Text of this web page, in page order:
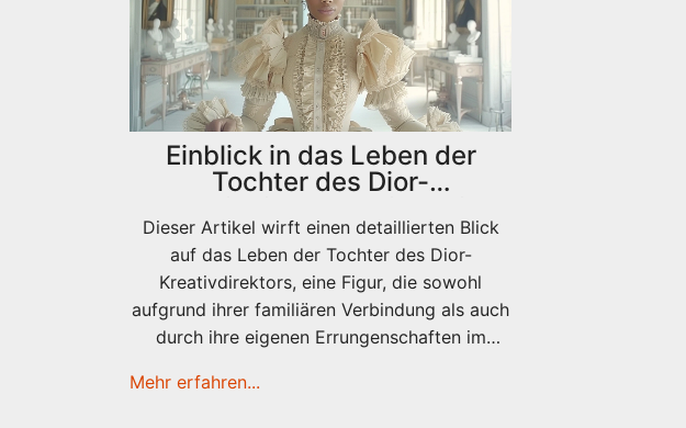
Einblick in das Leben der
Tochter des Dior-
Ikone im Rampenlicht
Dieser Artikel wirft einen detaillierten Blick
auf das Leben der Tochter des Dior-
Kreativdirektors, eine Figur, die sowohl
aufgrund ihrer familiären Verbindung als auch
durch ihre eigenen Errungenschaften im
erkunden ihre Anfänge, ihren Einfluss in der
Mehr erfahren...